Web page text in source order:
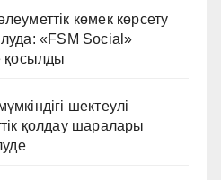
көмек көрсету
«FSM Social»
қосылды
шектеулі
қолдау шаралары